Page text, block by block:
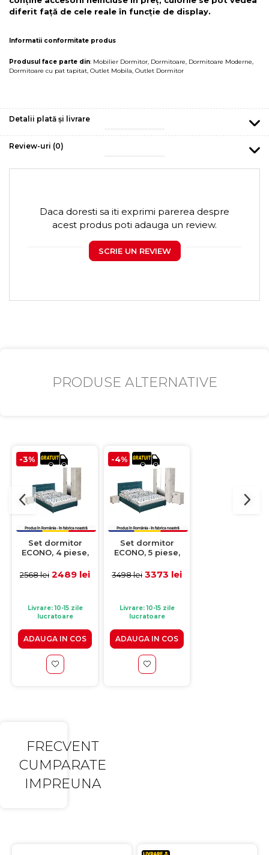
diferit față de cele reale în funcție de display.
Informatii conformitate produs
Produsul face parte din: Mobilier Dormitor, Dormitoare, Dormitoare Moderne,
Dormitoare cu pat tapitat, Outlet Mobila, Outlet Dormitor
Detalii plată și livrare
Review-uri (0)
Daca doresti sa iti exprimi parerea despre
acest produs poti adauga un review.
SCRIE UN REVIEW
PRODUSE ALTERNATIVE
-3%
Set dormitor
ECONO, 4 piese,
dulap 3 usi, 2
2568 lei 2489 lei
Livrare: 10-15 zile
lucratoare
ADAUGA IN COS
-4%
Set dormitor
ECONO, 5 piese,
dulap 4 usi,
turcoaz
3498 lei 3373 lei
Livrare: 10-15 zile
lucratoare
ADAUGA IN COS
FRECVENT
CUMPARATE
IMPREUNA